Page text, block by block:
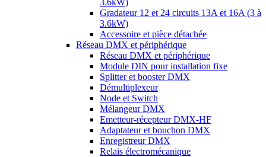
3.6kW)
Gradateur 12 et 24 circuits 13A et 16A (3 à
3.6kW)
Accessoire et pièce détachée
Réseau DMX et périphérique
Réseau DMX et périphérique
Module DIN pour installation fixe
Splitter et booster DMX
Démultiplexeur
Node et Switch
Mélangeur DMX
Emetteur-récepteur DMX-HF
Adaptateur et bouchon DMX
Enregistreur DMX
Relais électromécanique